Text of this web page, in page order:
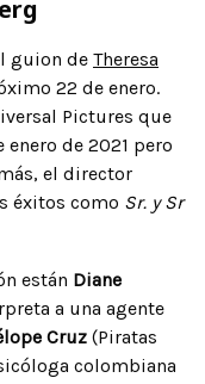
guion de Theresa
22 de enero.
Pictures que
de 2021 pero
el director
éxitos como Sr. y Sr
están Diane
a una agente
Cruz (Piratas
colombiana